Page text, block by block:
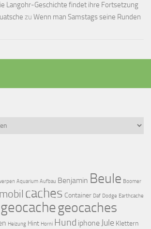
Langohr-Geschichte findet ihre Fortsetzung
zu Wenn man Samstags seine Runden
Aquarium Aufbau Benjamin Beule Boomer
caches Container Daf Dodge Earthcache
geocachegeocaches
Heizung Hint Horni Hund iphone Jule Klettern